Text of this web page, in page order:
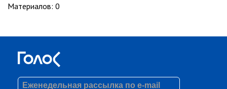
Материалов: 0